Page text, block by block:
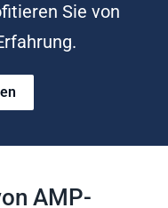
Sie von
AMP-